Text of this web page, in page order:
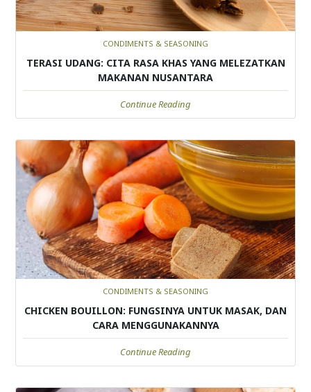
CONDIMENTS & SEASONING
TERASI UDANG: CITA RASA KHAS YANG MELEZATKAN
MAKANAN NUSANTARA
Continue Reading
CONDIMENTS & SEASONING
CHICKEN BOUILLON: FUNGSINYA UNTUK MASAK, DAN
CARA MENGGUNAKANNYA
Continue Reading